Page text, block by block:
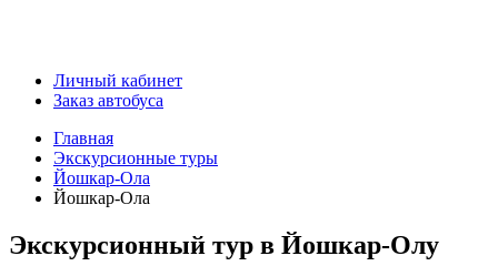
Личный кабинет
Заказ автобуса
Главная
Экскурсионные туры
Йошкар-Ола
Йошкар-Ола
Экскурсионный тур в Йошкар-Олу